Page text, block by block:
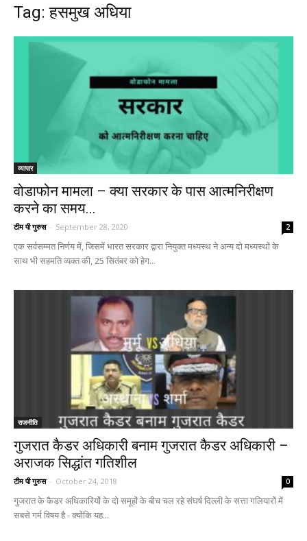
Tag: हसमुख अधिया
व्यापार
वोडाफोन मामला – क्या सरकार के पास आत्मनिरीक्षण
करने का समय...
टीम पी गुरुस - September 28, 2020 2
एक सर्वसम्मत निर्णय में, जिसमें भारत सरकार द्वारा नियुक्त मध्यस्थ ने अन्य दो मध्यस्थों के
साथ भी सहमति व्यक्त की, 25 सितंबर को हेग...
राजनीति
गुजरात कैडर अधिकारी बनाम गुजरात कैडर अधिकारी –
अराजक सिद्धांत गतिशील
टीम पी गुरुस - October 24, 2018 0
गुजरात के कैडर अधिकारियों के दो समूहों के बीच चल रहे संघर्ष दिल्ली के सत्ता गलियारों में
सबसे गर्म विषय है - क्योंकि यह...